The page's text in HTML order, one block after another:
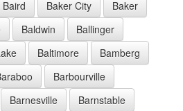
Baird Baker City
Baker
Baldwin
Ballinger
Baltimore
Bamberg
Barbourville
Barnesville
Barnstable